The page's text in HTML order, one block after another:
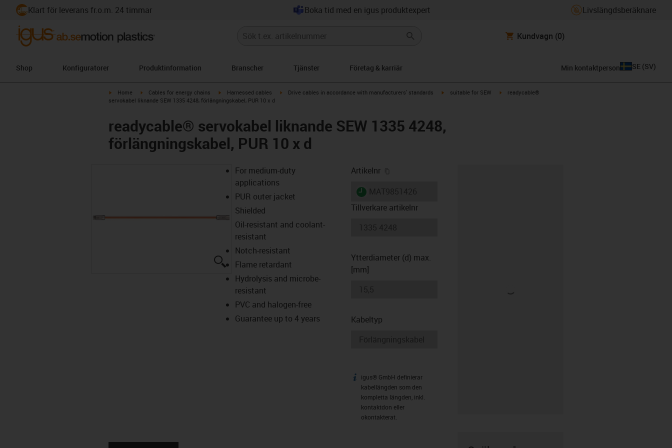
Klart för leverans fr.o.m. 24 timmar Boka tid med en igus produktexpert Livslängdsberäknare
Kundvagn (0)
Shop Konfiguratorer Produktinformation Branscher Tjänster Företag & karriär Min kontaktperson SE (SV)
igus-icon-arrow-right
Home igus-icon-arrow-right
Cables for energy chains igus-icon-arrow-right
Harnessed cables igus-icon-arrow-right
Drive cables in accordance with manufacturers' standards igus-icon-arrow-right
suitable for SEW igus-icon-arrow-right
readycable®
servokabel liknande SEW 1335 4248, förlängningskabel, PUR 10 x d
readycable® servokabel liknande SEW 1335 4248,
förlängningskabel, PUR 10 x d
igus-icon-lupe
For medium-duty
applications
PUR outer jacket
Shielded
Oil-resistant and coolant-
resistant
Notch-resistant
Flame retardant
Hydrolysis and microbe-
resistant
PVC and halogen-free
Guarantee up to 4 years
Artikelnr
igus-icon-lieferzeit
Tillverkare artikelnr
Ytterdiameter (d) max.
[mm]
Kabeltyp
igus-icon-info
igus® GmbH definierar
kabellängden som den
kompletta längden, inkl.
kontaktdon eller
okontakterat.